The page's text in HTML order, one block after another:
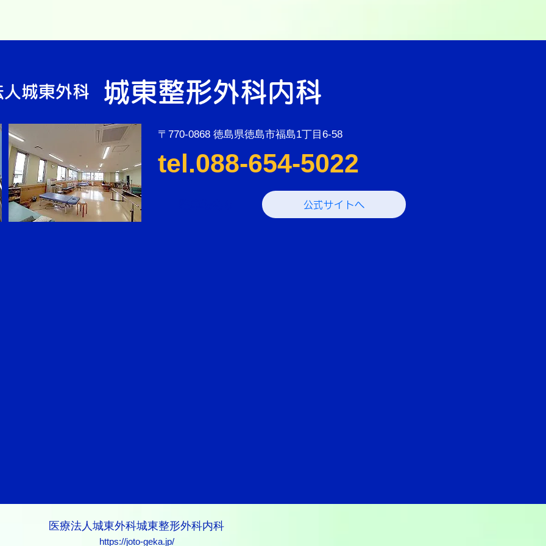
城東外科 城東整形外科内科
〒770-0868 徳島県徳島市福島1丁目6-58
tel.088-654-5022
公式サイトへ
医療法人城東外科城東整形外科内科
https://joto-geka.jp/